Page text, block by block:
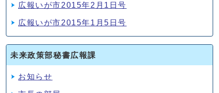
広報いが市2015年2月1日号
広報いが市2015年1月5日号
未来政策部秘書広報課
お知らせ